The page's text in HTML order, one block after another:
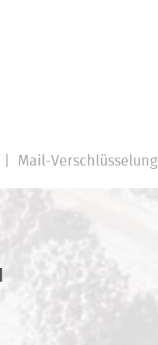
Mail-Verschlüsselung